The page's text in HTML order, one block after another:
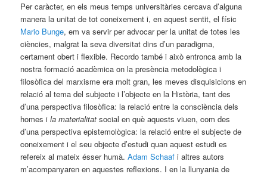
Per caràcter, en els meus temps universitàries cercava d’alguna
manera la unitat de tot coneixement i, en aquest sentit, el físic
Mario Bunge, em va servir per advocar per la unitat de totes les
ciències, malgrat la seva diversitat dins d’un paradigma,
certament obert i flexible. Recordo també i això entronca amb la
nostra formació acadèmica on la presència metodològica i
filosòfica del marxisme era molt gran, les meves disquisicions en
relació al tema del subjecte i l’objecte en la Història, tant des
d’una perspectiva filosòfica: la relació entre la consciència dels
homes ila materialitat social en què aquests viuen, com des
d’una perspectiva epistemològica: la relació entre el subjecte de
coneixement i el seu objecte d’estudi quan aquest estudi es
refereix al mateix ésser humà.Adam Schaaf i altres autors
m’acompanyaren en aquestes reflexions. I en la llunyania de